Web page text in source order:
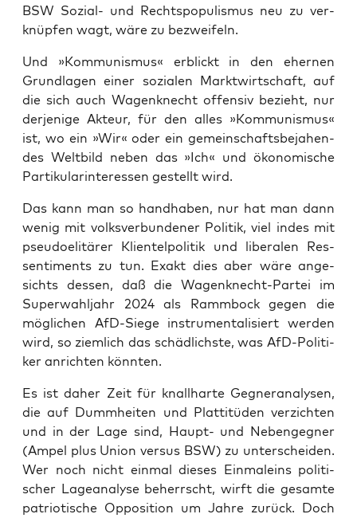
BSW Sozi­al- und Rechts­po­pu­lis­mus neu zu ver­
knüp­fen wagt, wäre zu bezweifeln.
Und »Kom­mu­nis­mus« erblickt in den eher­nen
Grund­la­gen einer sozia­len Markt­wirt­schaft, auf
die sich auch Wagen­knecht offen­siv bezieht, nur
der­je­ni­ge Akteur, für den alles »Kom­mu­nis­mus«
ist, wo ein »Wir« oder ein gemein­schafts­be­ja­hen­
des Welt­bild neben das »Ich« und öko­no­mi­sche
Par­ti­ku­lar­in­ter­es­sen gestellt wird.
Das kann man so hand­ha­ben, nur hat man dann
wenig mit volks­ver­bun­de­ner Poli­tik, viel indes mit
pseu­do­eli­tä­rer Kli­en­tel­po­li­tik und libe­ra­len Res­
sen­ti­ments zu tun. Exakt dies aber wäre ange­
sichts des­sen, daß die Wagen­knecht-Par­tei im
Super­wahl­jahr 2024 als Ramm­bock gegen die
mög­li­chen AfD-Sie­ge instru­men­ta­li­siert wer­den
wird, so ziem­lich das schäd­lichs­te, was AfD-Poli­ti­
ker anrich­ten könnten.
Es ist daher Zeit für knall­har­te Geg­ner­ana­ly­sen,
die auf Dumm­hei­ten und Plat­ti­tü­den ver­zich­ten
und in der Lage sind, Haupt- und Neben­geg­ner
(Ampel plus Uni­on ver­sus BSW) zu unter­schei­den.
Wer noch nicht ein­mal die­ses Ein­mal­eins poli­ti­
scher Lage­ana­ly­se beherrscht, wirft die gesam­te
patrio­ti­sche Oppo­si­ti­on um Jah­re zurück. Doch